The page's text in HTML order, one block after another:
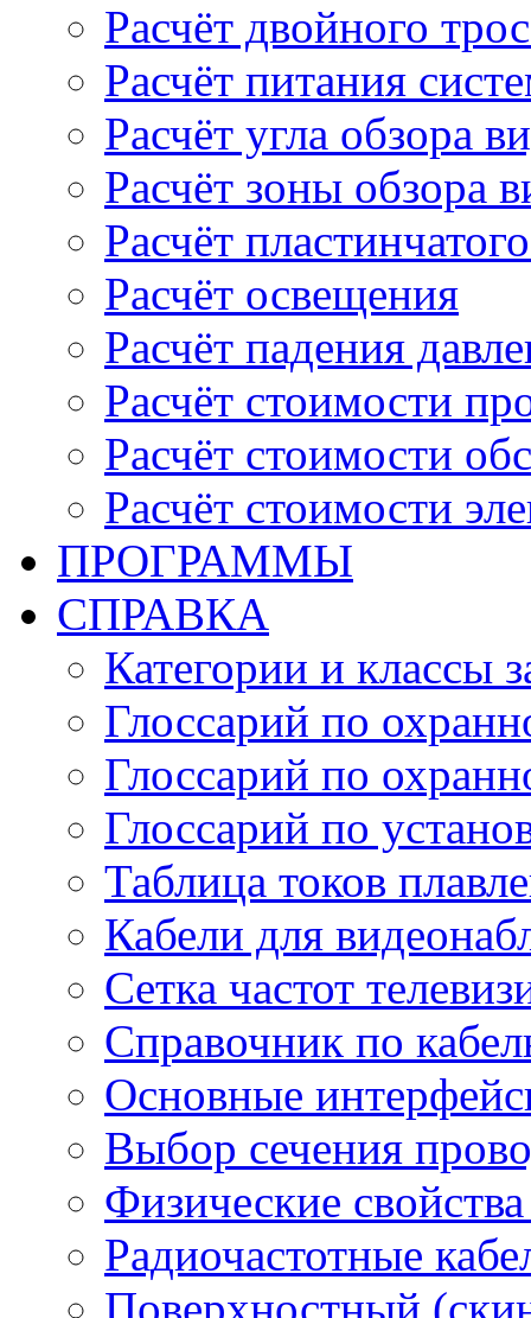
Расчёт двойного
Расчёт питания
Расчёт угла обзора
Расчёт зоны обзора
Расчёт
Расчёт освещения
Расчёт падения
Расчёт стоимости
Расчёт стоимости
Расчёт стоимости
ПРОГРАММЫ
СПРАВКА
Категории и классы
Глоссарий по
Глоссарий по
Глоссарий по
Таблица токов
Кабели для
Сетка частот
Справочник по
Основные
Выбор сечения
Физические
Радиочастотные